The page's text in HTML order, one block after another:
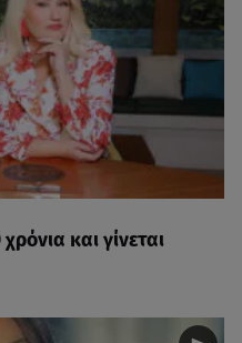
και γίνεται